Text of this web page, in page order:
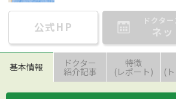
公式HP ドクタ
ネ
基本情報 ドクター
紹介記事
特徴
(レポート) (